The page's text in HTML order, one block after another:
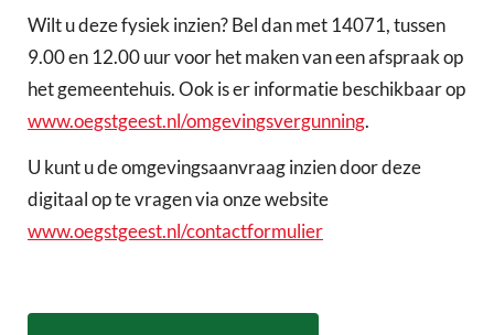
Wilt u deze fysiek inzien? Bel dan met 14071, tussen
9.00 en 12.00 uur voor het maken van een afspraak op
het gemeentehuis. Ook is er informatie beschikbaar op
www.oegstgeest.nl/omgevingsvergunning.
U kunt u de omgevingsaanvraag inzien door deze
digitaal op te vragen via onze website
www.oegstgeest.nl/contactformulier